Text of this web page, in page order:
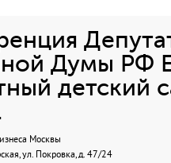
Думы
детский
Москвы
ул. Покровка, д. 47/24